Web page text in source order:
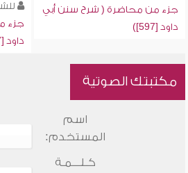
جزء من محاضرة ( شرح سنن أبي
داود [597])
جزء
داود [597])
مكتبتك الصوتية
اسم
المستخدم:
كـلـــمـة